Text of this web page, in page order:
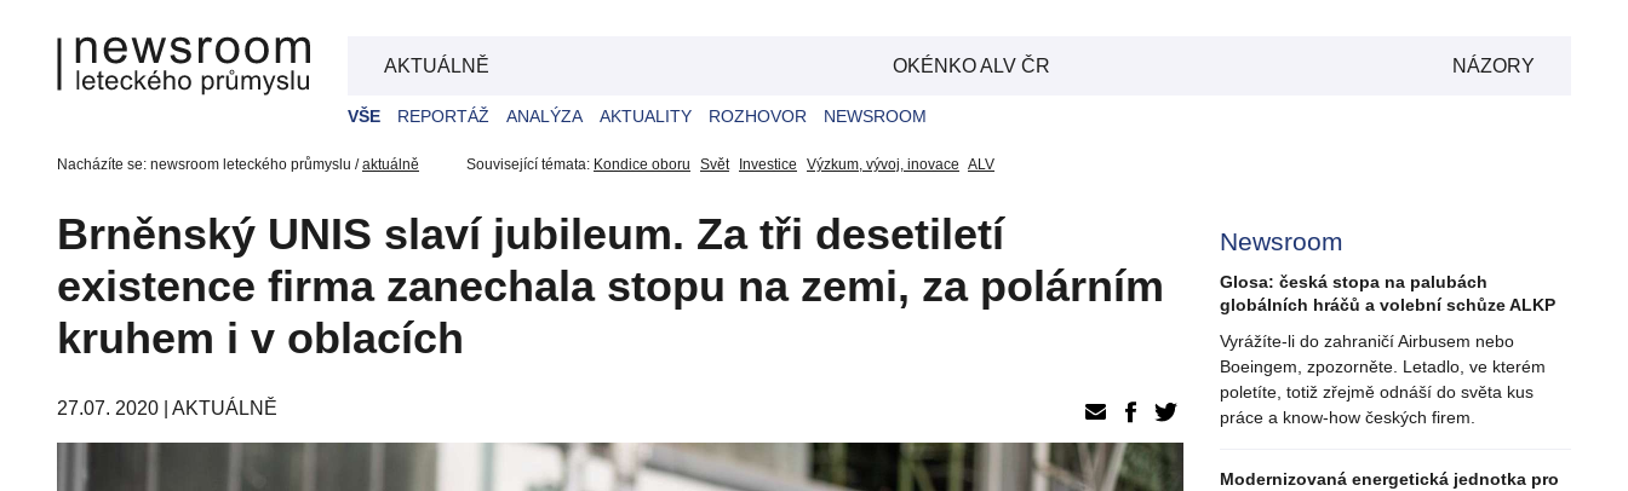
AKTUÁLNĚ OKÉNKO ALV ČR NÁZORY
VŠE REPORTÁŽ ANALÝZA AKTUALITY ROZHOVOR NEWSROOM
Nacházíte se: newsroom leteckého průmyslu /aktuálně Související témata: Kondice oboru Svět Investice Výzkum, vývoj, inovace ALV
Brněnský UNIS slaví jubileum. Za tři desetiletí
existence firma zanechala stopu na zemi, za polárním
kruhem i v oblacích
27.07. 2020 | AKTUÁLNĚ
Newsroom
Glosa: česká stopa na palubách
globálních hráčů a volební schůze ALKP
Vyrážíte-li do zahraničí Airbusem nebo
Boeingem, zpozorněte. Letadlo, ve kterém
poletíte, totiž zřejmě odnáší do světa kus
práce a know-how českých firem.
Modernizovaná energetická jednotka pro